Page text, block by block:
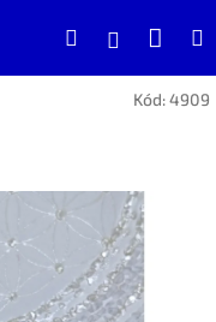
Hľadať
Kód:4909